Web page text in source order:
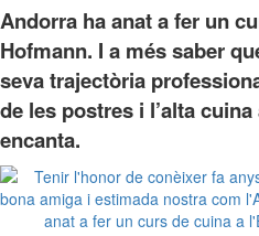
Andorra ha anat a fer un
Hofmann. I a més saber
seva trajectòria
de les postres i l’alta
encanta.